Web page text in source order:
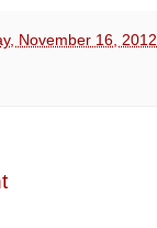
November 16, 2012